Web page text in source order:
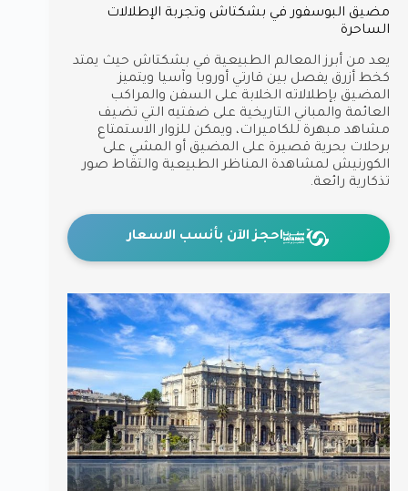
مضيق البوسفور في بشكتاش وتجربة الإطلالات
الساحرة
يعد من أبرز المعالم الطبيعية في بشكتاش حيث يمتد
كخط أزرق يفصل بين قارتي أوروبا وآسيا ويتميز
المضيق بإطلالاته الخلابة على السفن والمراكب
العائمة والمباني التاريخية على ضفتيه التي تضيف
مشاهد مبهرة للكاميرات، ويمكن للزوار الاستمتاع
برحلات بحرية قصيرة على المضيق أو المشي على
الكورنيش لمشاهدة المناظر الطبيعية والتقاط صور
تذكارية رائعة.
احجز الآن بأنسب الاسعار